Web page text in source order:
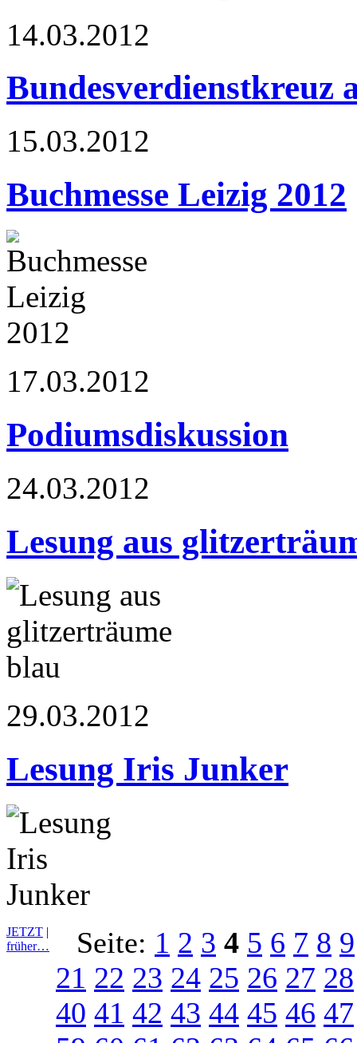
14.03.2012
Bundesverdienstkreuz
15.03.2012
Buchmesse Leizig 2012
17.03.2012
Podiumsdiskussion
24.03.2012
Lesung aus
29.03.2012
Lesung Iris Junker
JETZT |
früher…
Seite: 1 2 3 4 5 6 7 8 9
21 22 23 24 25 26 27 28
40 41 42 43 44 45 46 47